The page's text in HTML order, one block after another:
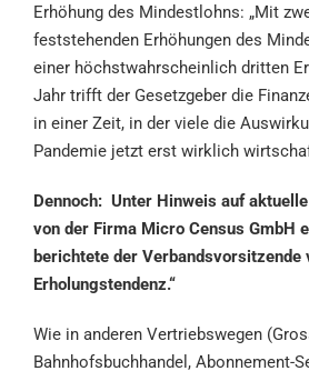
Erhöhung des Mindestlohns: „Mit
feststehenden Erhöhungen des
einer höchstwahrscheinlich dritten
Jahr trifft der Gesetzgeber die
in einer Zeit, in der viele die
Pandemie jetzt erst wirklich
Dennoch: Unter Hinweis auf
von der Firma Micro Census GmbH
berichtete der Verbandsvorsitzende
Erholungstendenz.“
Wie in anderen Vertriebswegen
Bahnhofsbuchhandel, Abonnement-